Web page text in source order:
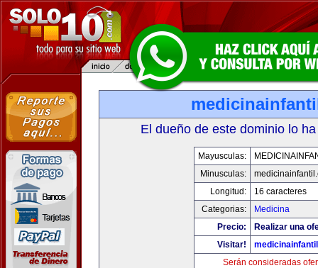
El dueño de este dominio lo
Mayusculas:
Minusculas:
Longitud:
16 caracteres
Categorias:
Medicina
Precio:
Realizar una
Visitar!
Serán consideradas